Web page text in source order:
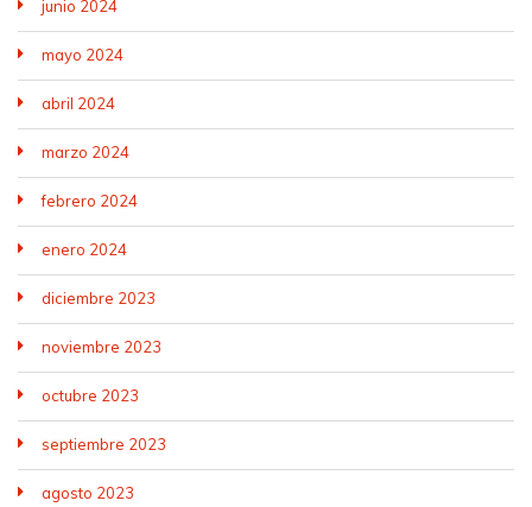
junio 2024
mayo 2024
abril 2024
marzo 2024
febrero 2024
enero 2024
diciembre 2023
noviembre 2023
octubre 2023
septiembre 2023
agosto 2023